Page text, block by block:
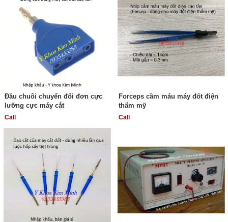
Đầu chuôi chuyển đổi đơn cực
lưỡng cực máy cắt
Call
Forceps cầm máu máy đốt điện
thẩm mỹ
Call